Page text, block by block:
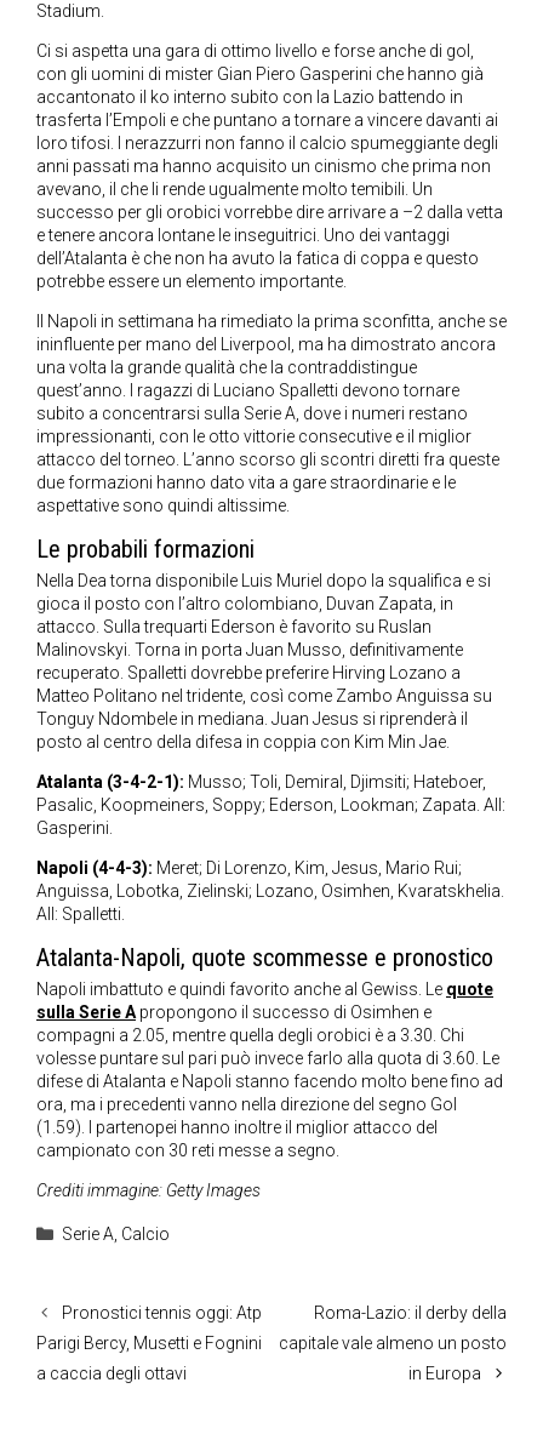
Stadium.
Ci si aspetta una gara di ottimo livello e forse anche di gol,
con gli uomini di mister Gian Piero Gasperini che hanno già
accantonato il ko interno subito con la Lazio battendo in
trasferta l’Empoli e che puntano a tornare a vincere davanti ai
loro tifosi. I nerazzurri non fanno il calcio spumeggiante degli
anni passati ma hanno acquisito un cinismo che prima non
avevano, il che li rende ugualmente molto temibili. Un
successo per gli orobici vorrebbe dire arrivare a –2 dalla vetta
e tenere ancora lontane le inseguitrici. Uno dei vantaggi
dell’Atalanta è che non ha avuto la fatica di coppa e questo
potrebbe essere un elemento importante.
Il Napoli in settimana ha rimediato la prima sconfitta, anche se
ininfluente per mano del Liverpool, ma ha dimostrato ancora
una volta la grande qualità che la contraddistingue
quest’anno. I ragazzi di Luciano Spalletti devono tornare
subito a concentrarsi sulla Serie A, dove i numeri restano
impressionanti, con le otto vittorie consecutive e il miglior
attacco del torneo. L’anno scorso gli scontri diretti fra queste
due formazioni hanno dato vita a gare straordinarie e le
aspettative sono quindi altissime.
Le probabili formazioni
Nella Dea torna disponibile Luis Muriel dopo la squalifica e si
gioca il posto con l’altro colombiano, Duvan Zapata, in
attacco. Sulla trequarti Ederson è favorito su Ruslan
Malinovskyi. Torna in porta Juan Musso, definitivamente
recuperato. Spalletti dovrebbe preferire Hirving Lozano a
Matteo Politano nel tridente, così come Zambo Anguissa su
Tonguy Ndombele in mediana. Juan Jesus si riprenderà il
posto al centro della difesa in coppia con Kim Min Jae.
Atalanta (3-4-2-1): Musso; Toli, Demiral, Djimsiti; Hateboer,
Pasalic, Koopmeiners, Soppy; Ederson, Lookman; Zapata. All:
Gasperini.
Napoli (4-4-3): Meret; Di Lorenzo, Kim, Jesus, Mario Rui;
Anguissa, Lobotka, Zielinski; Lozano, Osimhen, Kvaratskhelia.
All: Spalletti.
Atalanta-Napoli, quote scommesse e pronostico
Napoli imbattuto e quindi favorito anche al Gewiss. Le quote
sulla Serie Apropongono il successo di Osimhen e
compagni a 2.05, mentre quella degli orobici è a 3.30. Chi
volesse puntare sul pari può invece farlo alla quota di 3.60. Le
difese di Atalanta e Napoli stanno facendo molto bene fino ad
ora, ma i precedenti vanno nella direzione del segno Gol
(1.59). I partenopei hanno inoltre il miglior attacco del
campionato con 30 reti messe a segno.
Crediti immagine: Getty Images
Categorie
Serie A, Calcio
Pronostici tennis oggi: Atp
Parigi Bercy, Musetti e Fognini
a caccia degli ottavi
Roma-Lazio: il derby della
capitale vale almeno un posto
in Europa